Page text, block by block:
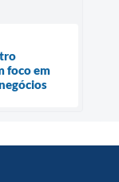
foco em